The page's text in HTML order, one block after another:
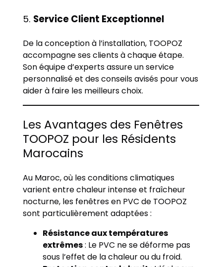
5. Service Client Exceptionnel
De la conception à l’installation, TOOPOZ
accompagne ses clients à chaque étape.
Son équipe d’experts assure un service
personnalisé et des conseils avisés pour vous
aider à faire les meilleurs choix.
Les Avantages des Fenêtres
TOOPOZ pour les Résidents
Marocains
Au Maroc, où les conditions climatiques
varient entre chaleur intense et fraîcheur
nocturne, les fenêtres en PVC de TOOPOZ
sont particulièrement adaptées :
Résistance aux températures
extrêmes: Le PVC ne se déforme pas
sous l’effet de la chaleur ou du froid.